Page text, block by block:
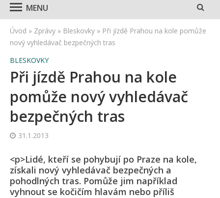
MENU
Úvod » Zprávy » Bleskovky » Při jízdě Prahou na kole pomůže
nový vyhledávač bezpečných tras
BLESKOVKY
Při jízdě Prahou na kole
pomůže nový vyhledávač
bezpečných tras
31.1.2013
<p>Lidé, kteří se pohybují po Praze na kole,
získali nový vyhledávač bezpečných a
pohodlných tras. Pomůže jim například
vyhnout se kočičím hlavám nebo příliš